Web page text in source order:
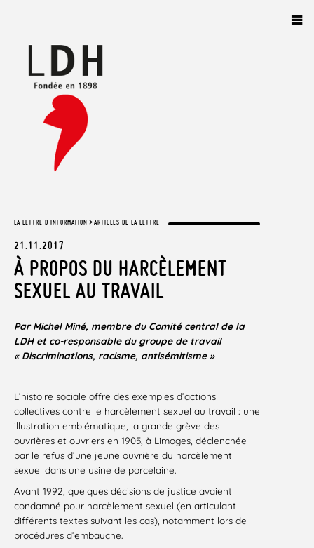
LA LETTRE D'INFORMATION >ARTICLES DE LA LETTRE
21.11.2017
À PROPOS DU HARCÈLEMENT
SEXUEL AU TRAVAIL
Par Michel Miné, membre du Comité central de la
LDH et co-responsable du groupe de travail
« Discriminations, racisme, antisémitisme »
L’histoire sociale offre des exemples d’actions
collectives contre le harcèlement sexuel au travail : une
illustration emblématique, la grande grève des
ouvrières et ouvriers en 1905, à Limoges, déclenchée
par le refus d’une jeune ouvrière du harcèlement
sexuel dans une usine de porcelaine.
Avant 1992, quelques décisions de justice avaient
condamné pour harcèlement sexuel (en articulant
différents textes suivant les cas), notamment lors de
procédures d’embauche.